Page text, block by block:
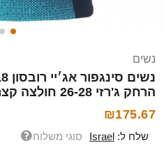
נשים
הרחק ג'רזי 26-28 חולצה קצרה
₪175.67
שלח ל: Israel סוגי משלוח